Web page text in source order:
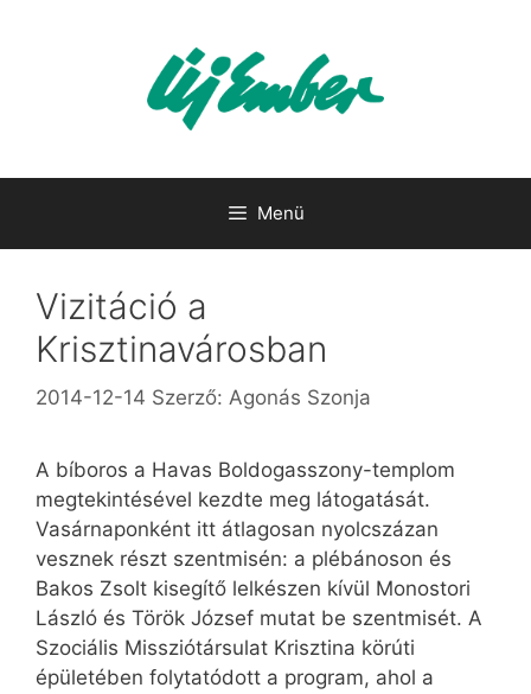
Menü
Vizitáció a
Krisztinavárosban
2014-12-14 Szerző: Agonás Szonja
A bíboros a Havas Boldogasszony-templom
megtekintésével kezdte meg látogatását.
Vasárnaponként itt átlagosan nyolcszázan
vesznek részt szentmisén: a plébánoson és
Bakos Zsolt kisegítő lelkészen kívül Monostori
László és Török József mutat be szentmisét. A
Szociális Missziótársulat Krisztina körúti
épületében folytatódott a program, ahol a